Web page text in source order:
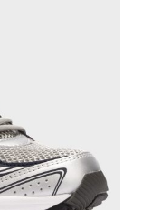
for
er